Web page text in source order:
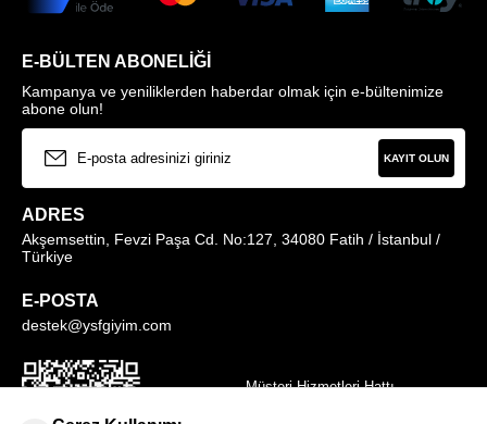
E-BÜLTEN ABONELIĞI
Kampanya ve yeniliklerden haberdar olmak için e-bültenimize
abone olun!
KAYIT OLUN
ADRES
Akşemsettin, Fevzi Paşa Cd. No:127, 34080 Fatih / İstanbul /
Türkiye
E-POSTA
destek@ysfgiyim.com
Müşteri Hizmetleri Hattı